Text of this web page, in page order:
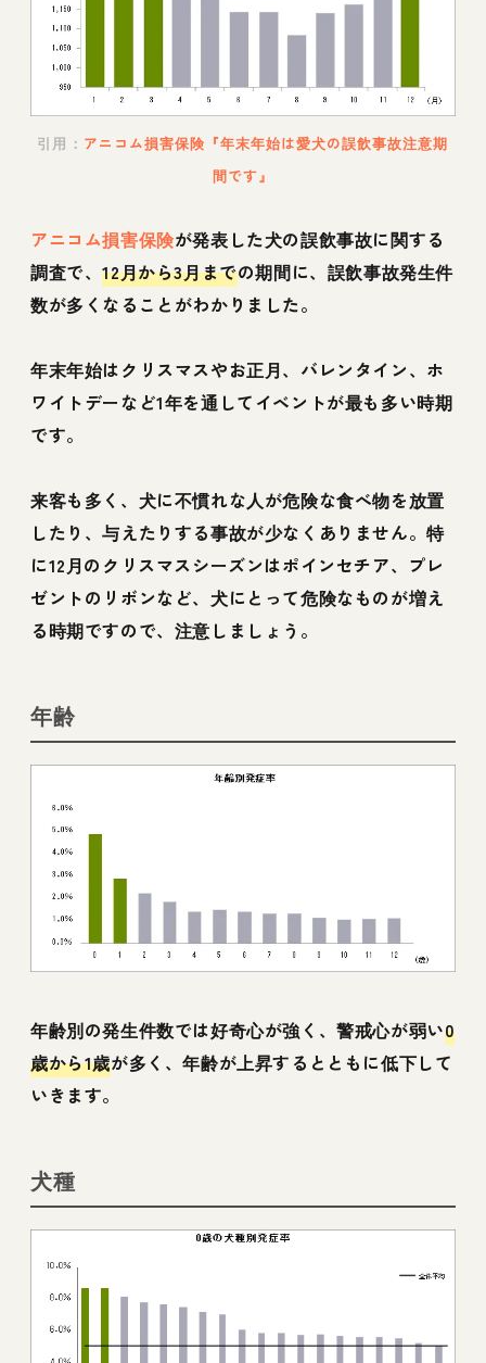
引用： アニコム損害保険『年末年始は愛犬の誤飲事故注意期
間です』
アニコム損害保険が発表した犬の誤飲事故に関する
調査で、12月から3月までの期間に、誤飲事故発生件
数が多くなることがわかりました。
年末年始はクリスマスやお正月、バレンタイン、ホ
ワイトデーなど1年を通してイベントが最も多い時期
です。
来客も多く、犬に不慣れな人が危険な食べ物を放置
したり、与えたりする事故が少なくありません。特
に12月のクリスマスシーズンはポインセチア、プレ
ゼントのリボンなど、犬にとって危険なものが増え
る時期ですので、注意しましょう。
年齢
年齢別の発生件数では好奇心が強く、警戒心が弱い0
歳から1歳が多く、年齢が上昇するとともに低下して
いきます。
犬種